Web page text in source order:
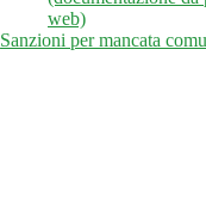
web)
Sanzioni per mancata